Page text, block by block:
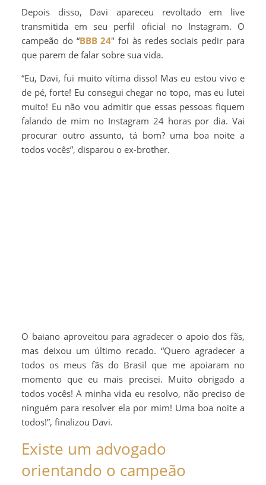
Depois disso, Davi apareceu revoltado em live
transmitida em seu perfil oficial no Instagram. O
campeão do “BBB 24″ foi às redes sociais pedir para
que parem de falar sobre sua vida.
“Eu, Davi, fui muito vítima disso! Mas eu estou vivo e
de pé, forte! Eu consegui chegar no topo, mas eu lutei
muito! Eu não vou admitir que essas pessoas fiquem
falando de mim no Instagram 24 horas por dia. Vai
procurar outro assunto, tá bom? uma boa noite a
todos vocês”, disparou o ex-brother.
O baiano aproveitou para agradecer o apoio dos fãs,
mas deixou um último recado. “Quero agradecer a
todos os meus fãs do Brasil que me apoiaram no
momento que eu mais precisei. Muito obrigado a
todos vocês! A minha vida eu resolvo, não preciso de
ninguém para resolver ela por mim! Uma boa noite a
todos!”, finalizou Davi.
Existe um advogado
orientando o campeão